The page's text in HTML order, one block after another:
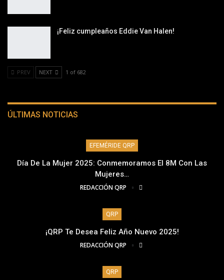
¡Feliz cumpleaños Eddie Van Halen!
PREV NEXT 1 of 682
ÚLTIMAS NOTICIAS
EFEMÉRIDE QRP
Día De La Mujer 2025: Conmemoramos El 8M Con Las
Mujeres…
REDACCIÓN QRP
QRP
¡QRP Te Desea Feliz Año Nuevo 2025!
REDACCIÓN QRP
QRP